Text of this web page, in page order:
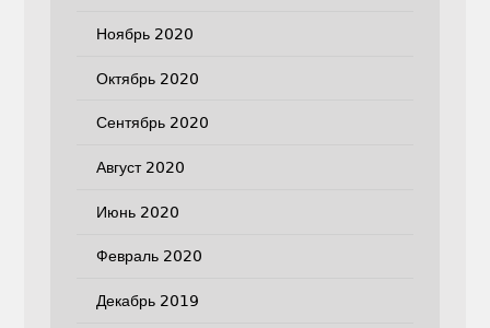
Ноябрь 2020
Октябрь 2020
Сентябрь 2020
Август 2020
Июнь 2020
Февраль 2020
Декабрь 2019